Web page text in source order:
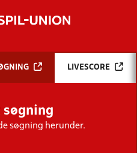
Hvad vil du søge efter?
OG NYHEDER
KLUBBER OG
LIVESCORE
søgning
søgning herunder.